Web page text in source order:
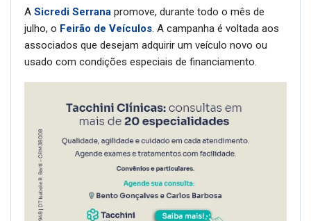
A Sicredi Serrana promove, durante todo o mês de
julho, o Feirão de Veículos. A campanha é voltada aos
associados que desejam adquirir um veículo novo ou
usado com condições especiais de financiamento.